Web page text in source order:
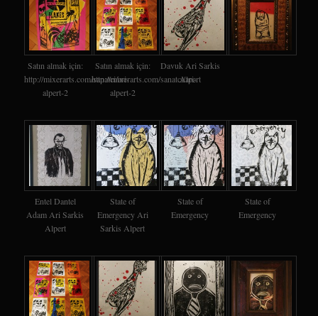
Satın almak için:
http://mixerarts.com/sanatci/ari-
alpert-2
Satın almak için:
http://mixerarts.com/sanatci/ari-
alpert-2
Davuk Ari Sarkis
Alpert
Entel Dantel
Adam Ari Sarkis
Alpert
State of
Emergency Ari
Sarkis Alpert
State of
Emergency
State of
Emergency